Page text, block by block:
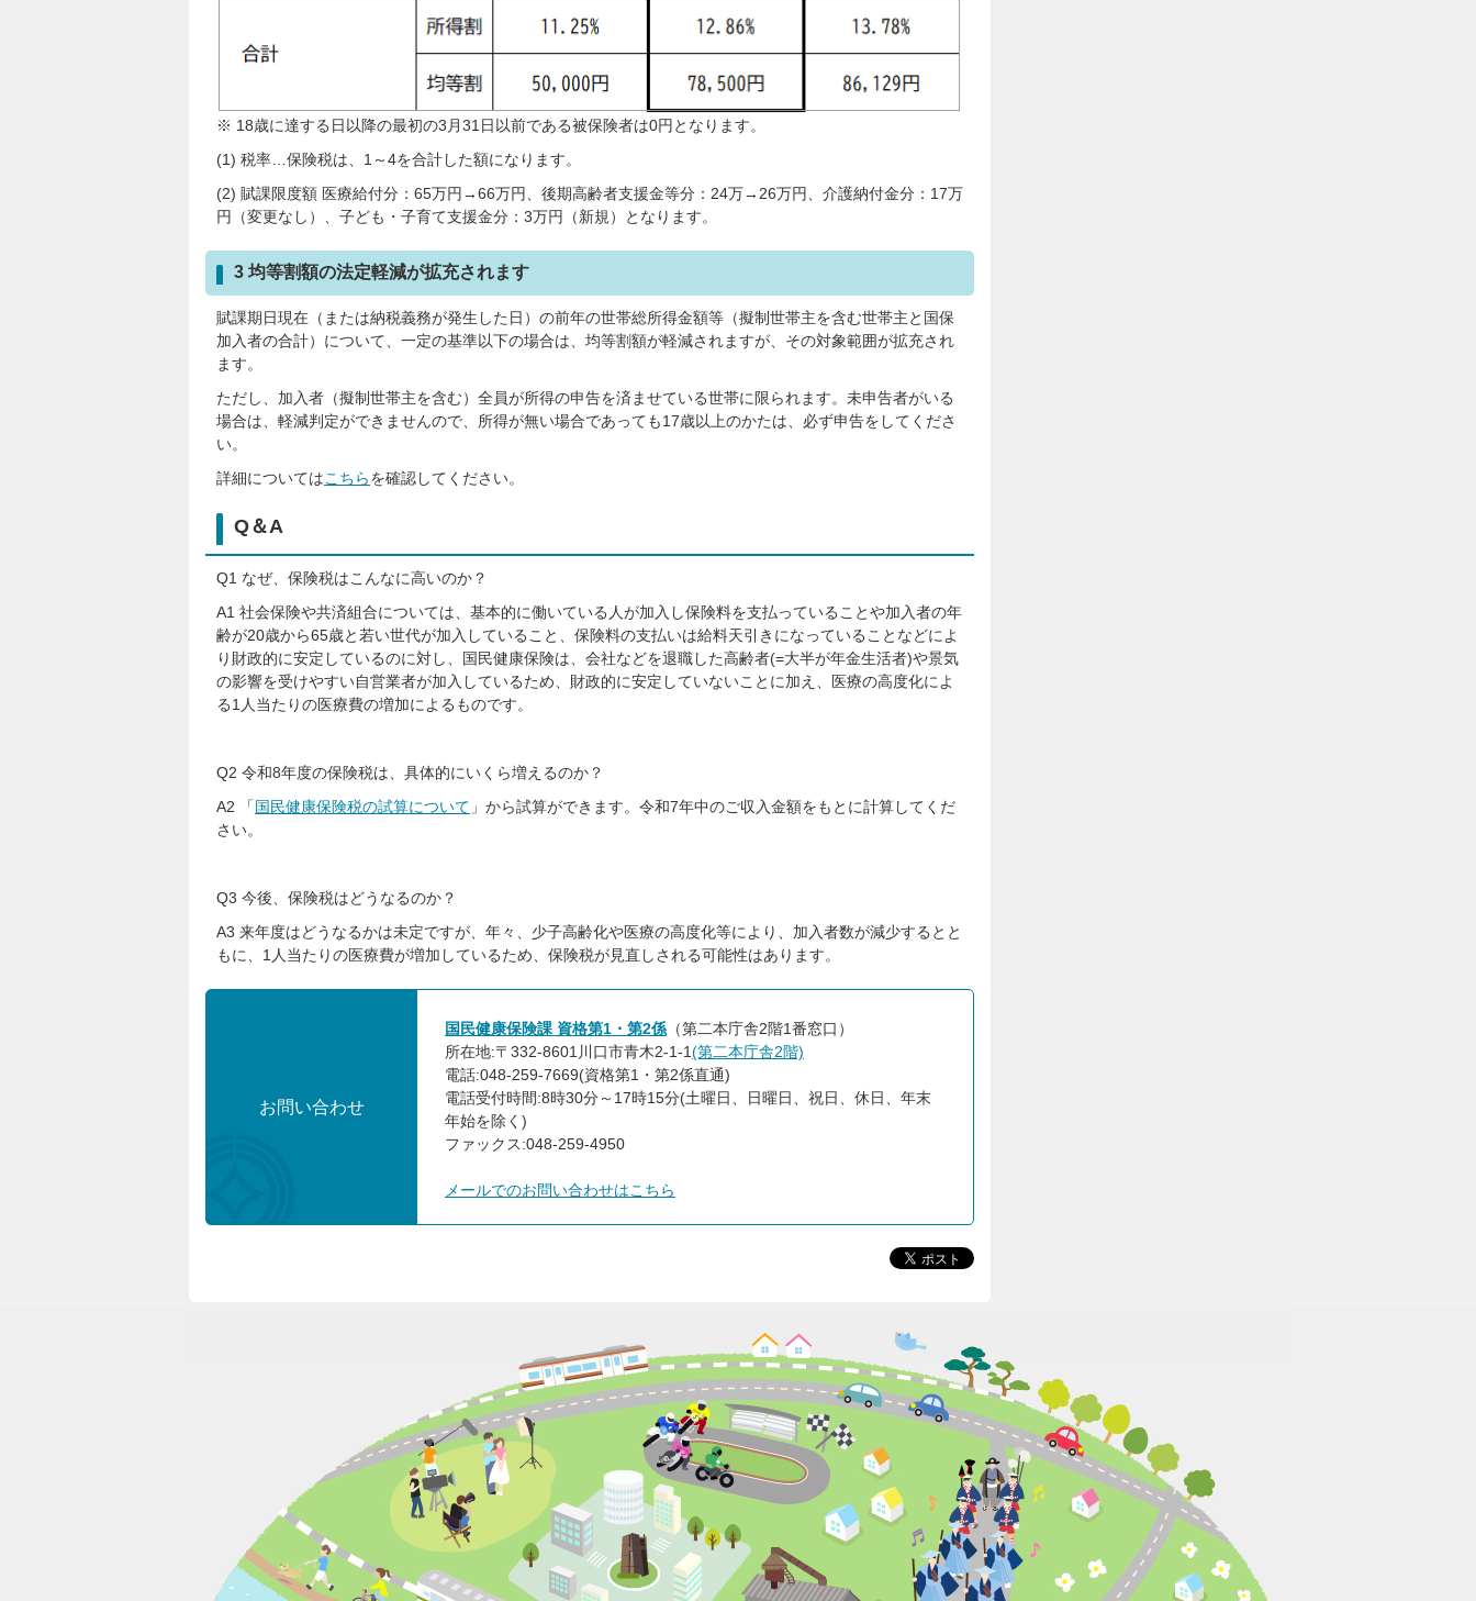
※ 18歳に達する日以降の最初の3月31日以前である被保険者は0円となります。
(1) 税率…保険税は、1～4を合計した額になります。
(2) 賦課限度額 医療給付分：65万円→66万円、後期高齢者支援金等分：24万→26万円、介護納付金分：17万
円（変更なし）、子ども・子育て支援金分：3万円（新規）となります。
3 均等割額の法定軽減が拡充されます
賦課期日現在（または納税義務が発生した日）の前年の世帯総所得金額等（擬制世帯主を含む世帯主と国保
加入者の合計）について、一定の基準以下の場合は、均等割額が軽減されますが、その対象範囲が拡充され
ます。
ただし、加入者（擬制世帯主を含む）全員が所得の申告を済ませている世帯に限られます。未申告者がいる
場合は、軽減判定ができませんので、所得が無い場合であっても17歳以上のかたは、必ず申告をしてくださ
い。
詳細についてはこちらを確認してください。
Q＆A
Q1 なぜ、保険税はこんなに高いのか？
A1 社会保険や共済組合については、基本的に働いている人が加入し保険料を支払っていることや加入者の年
齢が20歳から65歳と若い世代が加入していること、保険料の支払いは給料天引きになっていることなどによ
り財政的に安定しているのに対し、国民健康保険は、会社などを退職した高齢者(=大半が年金生活者)や景気
の影響を受けやすい自営業者が加入しているため、財政的に安定していないことに加え、医療の高度化によ
る1人当たりの医療費の増加によるものです。
Q2 令和8年度の保険税は、具体的にいくら増えるのか？
A2 「国民健康保険税の試算について 」から試算ができます。令和7年中のご収入金額をもとに計算してくだ
さい。
Q3 今後、保険税はどうなるのか？
A3 来年度はどうなるかは未定ですが、年々、少子高齢化や医療の高度化等により、加入者数が減少するとと
もに、1人当たりの医療費が増加しているため、保険税が見直しされる可能性はあります。
お問い合わせ
国民健康保険課 資格第1・第2係（第二本庁舎2階1番窓口）
所在地:〒332-8601川口市青木2-1-1(第二本庁舎2階)
電話:048-259-7669(資格第1・第2係直通)
電話受付時間:8時30分～17時15分(土曜日、日曜日、祝日、休日、年末
年始を除く)
ファックス:048-259-4950
メールでのお問い合わせはこちら